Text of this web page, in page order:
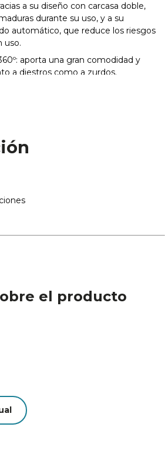
a su diseño con carcasa doble,
durante su uso, y a su
automático, que reduce los riesgos
uso.
aporta una gran comodidad y
a diestros como a zurdos.
el producto